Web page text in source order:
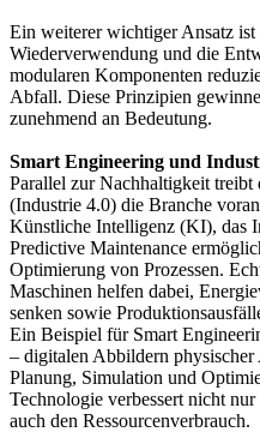
Ein weiterer wichtiger Ansatz
Wiederverwendung und die
modularen Komponenten
Abfall. Diese Prinzipien
zunehmend an Bedeutung.
Smart Engineering und
Parallel zur Nachhaltigkeit
(Industrie 4.0) die Branche
Künstliche Intelligenz (KI), das
Predictive Maintenance
Optimierung von Prozessen.
Maschinen helfen dabei,
senken sowie
Ein Beispiel für Smart
– digitalen Abbildern physischer
Planung, Simulation und
Technologie verbessert nicht
auch den Ressourcenverbrauch.